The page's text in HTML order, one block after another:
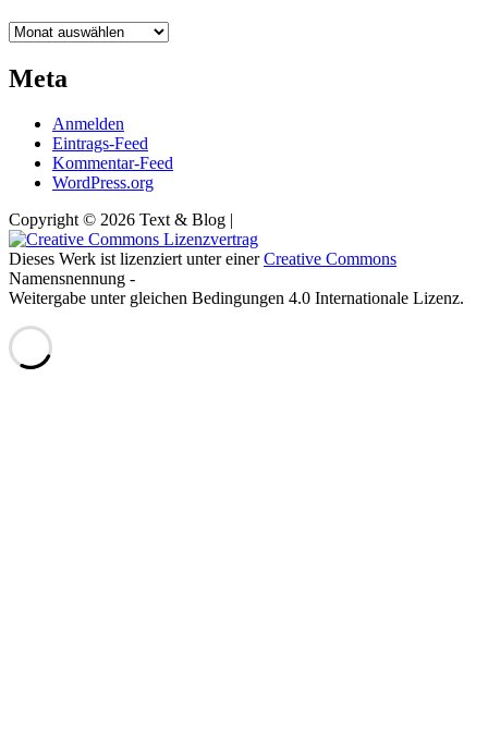
Archiv
Meta
Anmelden
Eintrags-Feed
Kommentar-Feed
WordPress.org
Copyright © 2026 Text & Blog |
Dieses Werk ist lizenziert unter einerCreative Commons
Namensnennung -
Weitergabe unter gleichen Bedingungen 4.0 Internationale Lizenz.